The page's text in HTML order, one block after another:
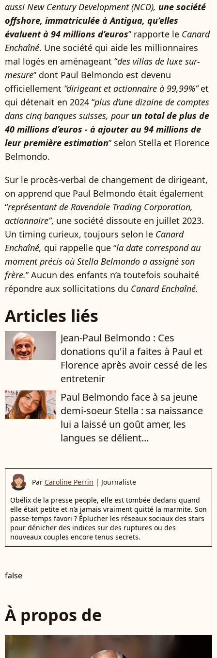
aussi New Century Development (NCD), une société
offshore, immatriculée à Antigua, qu’elles
évaluent à 94 millions d’euros” rapporte le Canard
Enchaîné. Une société qui aide les millionnaires
mal logés en aménageant “des villas de luxe sur-
mesure” dont Paul Belmondo est devenu
officiellement “dirigeant et actionnaire à 99,99%”et
qui détenait en 2024 “plus d’une dizaine de comptes
dans cinq banques suisses, pour un total de plus de
40 millions d’euros - à ajouter au 94 millions de
leur première estimation” selon Stella et Florence
Belmondo.
Sur le procès-verbal de changement de dirigeant,
on apprend que Paul Belmondo était également
“représentant de Ravendale Trading Corporation,
actionnaire”, une société dissoute en juillet 2023.
Un timing curieux, toujours selon le Canard
Enchaîné, qui rappelle que “la date correspond au
moment précis où Stella Belmondo a assigné son
frère.” Aucun des enfants n’a toutefois souhaité
répondre aux sollicitations du Canard Enchaîné.
Articles liés
Jean-Paul Belmondo : Ces
donations qu'il a faites à Paul et
Florence après avoir cessé de les
entretenir
Paul Belmondo face à sa jeune
demi-soeur Stella : sa naissance
lui a laissé un goût amer, les
langues se délient...
Par Caroline Perrin | Journaliste
Obélix de la presse people, elle est tombée dedans quand
elle était petite et n’a jamais vraiment quitté la marmite. Son
passe-temps favori ? Éplucher les réseaux sociaux des stars
pour dénicher des indices sur des ruptures ou des
nouveaux couples encore tenus secrets.
false
À propos de